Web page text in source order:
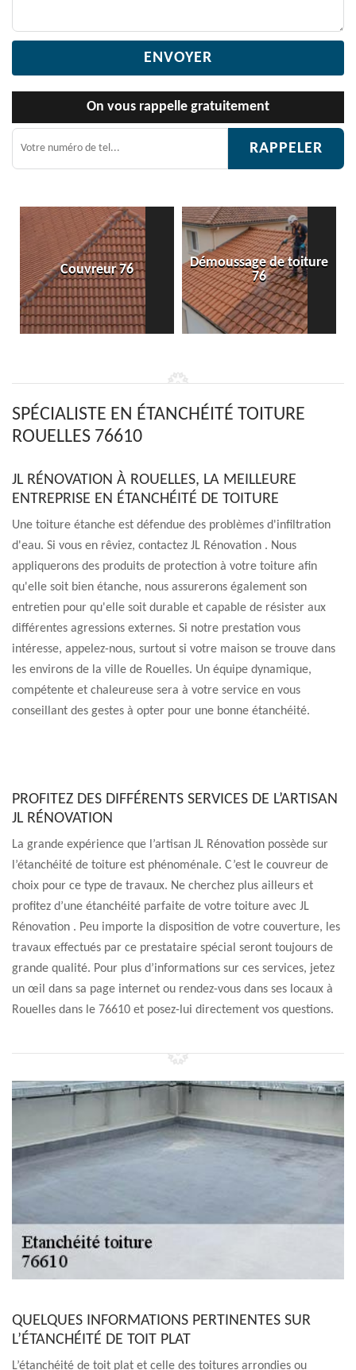
On vous rappelle gratuitement
Couvreur 76
Démoussage de toiture
76
SPÉCIALISTE EN ÉTANCHÉITÉ TOITURE
ROUELLES 76610
JL RÉNOVATION À ROUELLES, LA MEILLEURE
ENTREPRISE EN ÉTANCHÉITÉ DE TOITURE
Une toiture étanche est défendue des problèmes d'infiltration
d'eau. Si vous en rêviez, contactez JL Rénovation . Nous
appliquerons des produits de protection à votre toiture afin
qu'elle soit bien étanche, nous assurerons également son
entretien pour qu'elle soit durable et capable de résister aux
différentes agressions externes. Si notre prestation vous
intéresse, appelez-nous, surtout si votre maison se trouve dans
les environs de la ville de Rouelles. Un équipe dynamique,
compétente et chaleureuse sera à votre service en vous
conseillant des gestes à opter pour une bonne étanchéité.
PROFITEZ DES DIFFÉRENTS SERVICES DE L’ARTISAN
JL RÉNOVATION
La grande expérience que l’artisan JL Rénovation possède sur
l’étanchéité de toiture est phénoménale. C’est le couvreur de
choix pour ce type de travaux. Ne cherchez plus ailleurs et
profitez d’une étanchéité parfaite de votre toiture avec JL
Rénovation . Peu importe la disposition de votre couverture, les
travaux effectués par ce prestataire spécial seront toujours de
grande qualité. Pour plus d’informations sur ces services, jetez
un œil dans sa page internet ou rendez-vous dans ses locaux à
Rouelles dans le 76610 et posez-lui directement vos questions.
QUELQUES INFORMATIONS PERTINENTES SUR
L’ÉTANCHÉITÉ DE TOIT PLAT
L’étanchéité de toit plat et celle des toitures arrondies ou